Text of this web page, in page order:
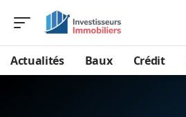
Actualités Baux Crédit